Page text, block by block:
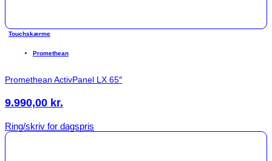
Touchskærme
Promethean
Promethean ActivPanel LX 65″
9.990,00 kr.
Ring/skriv for dagspris